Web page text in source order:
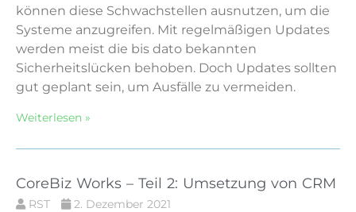
können diese Schwachstellen ausnutzen, um die
Systeme anzugreifen. Mit regelmäßigen Updates
werden meist die bis dato bekannten
Sicherheitslücken behoben. Doch Updates sollten
gut geplant sein, um Ausfälle zu vermeiden.
Weiterlesen »
CoreBiz Works – Teil 2: Umsetzung von CRM
RST 2. Dezember 2021